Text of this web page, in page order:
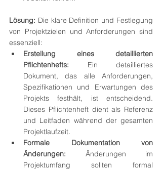
Lösung: Die klare Definition und Festlegung
von Projektzielen und Anforderungen sind
essenziell:
Erstellung eines detaillierten
Pflichtenhefts: Ein detailliertes
Dokument, das alle Anforderungen,
Spezifikationen und Erwartungen des
Projekts festhält, ist entscheidend.
Dieses Pflichtenheft dient als Referenz
und Leitfaden während der gesamten
Projektlaufzeit.
Formale Dokumentation von
Änderungen: Änderungen im
Projektumfang sollten formal